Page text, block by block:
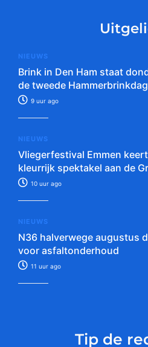
NIEUWS
Brink in Den Ham staat
de tweede Hammerbrinkdag
9 uur ago
NIEUWS
Vliegerfestival Emmen
kleurrijk spektakel aan de
10 uur ago
NIEUWS
N36 halverwege augustus
voor asfaltonderhoud
11 uur ago
Tip de